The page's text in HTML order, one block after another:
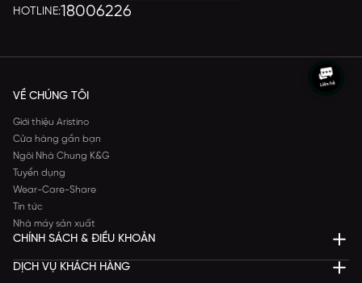
HOTLINE:18006226
VỀ CHÚNG TÔI
Giới thiệu Aristino
Cửa hàng gần bạn
Ngôi Nhà Chung K&G
Tuyển dụng
Wear-Care-Share
Tin tức
Nhà máy sản xuất
CHÍNH SÁCH & ĐIỀU KHOẢN
DỊCH VỤ KHÁCH HÀNG